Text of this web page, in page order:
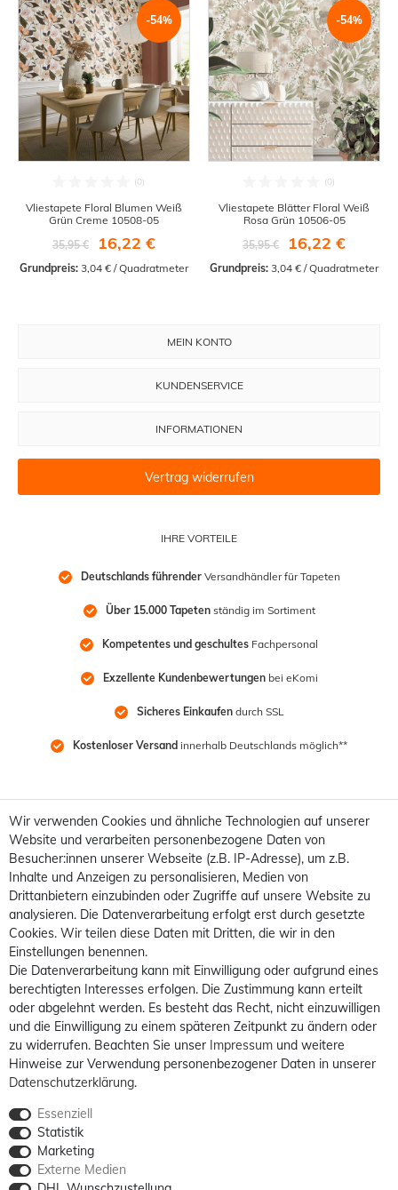
-54%
Vliestapete Floral Blumen Weiß
Grün Creme 10508-05
35,95 €
16,22 €
Grundpreis: 3,04 € / Quadratmeter
-54%
Vliestapete Blätter Floral Weiß
Rosa Grün 10506-05
35,95 €
16,22 €
Grundpreis: 3,04 € / Quadratmeter
IHRE VORTEILE
Deutschlands führender Versandhändler für Tapeten
Über 15.000 Tapeten ständig im Sortiment
Kompetentes und geschultes Fachpersonal
Exzellente Kundenbewertungen bei eKomi
Sicheres Einkaufen durch SSL
Kostenloser Versand innerhalb Deutschlands möglich**
MEIN KONTO
KUNDENSERVICE
INFORMATIONEN
Vertrag widerrufen
Wir verwenden Cookies und ähnliche Technologien auf unserer
Website und verarbeiten personenbezogene Daten von
Besucher:innen unserer Webseite (z.B. IP-Adresse), um z.B.
Inhalte und Anzeigen zu personalisieren, Medien von
Drittanbietern einzubinden oder Zugriffe auf unsere Website zu
analysieren. Die Datenverarbeitung erfolgt erst durch gesetzte
Cookies. Wir teilen diese Daten mit Dritten, die wir in den
Einstellungen benennen.
Die Datenverarbeitung kann mit Einwilligung oder aufgrund eines
berechtigten Interesses erfolgen. Die Zustimmung kann erteilt
oder abgelehnt werden. Es besteht das Recht, nicht einzuwilligen
und die Einwilligung zu einem späteren Zeitpunkt zu ändern oder
zu widerrufen. Beachten Sie unser Impressum und weitere
Hinweise zur Verwendung personenbezogener Daten in unserer
Daten­schutz­erklärung.
Essenziell
Statistik
Marketing
Externe Medien